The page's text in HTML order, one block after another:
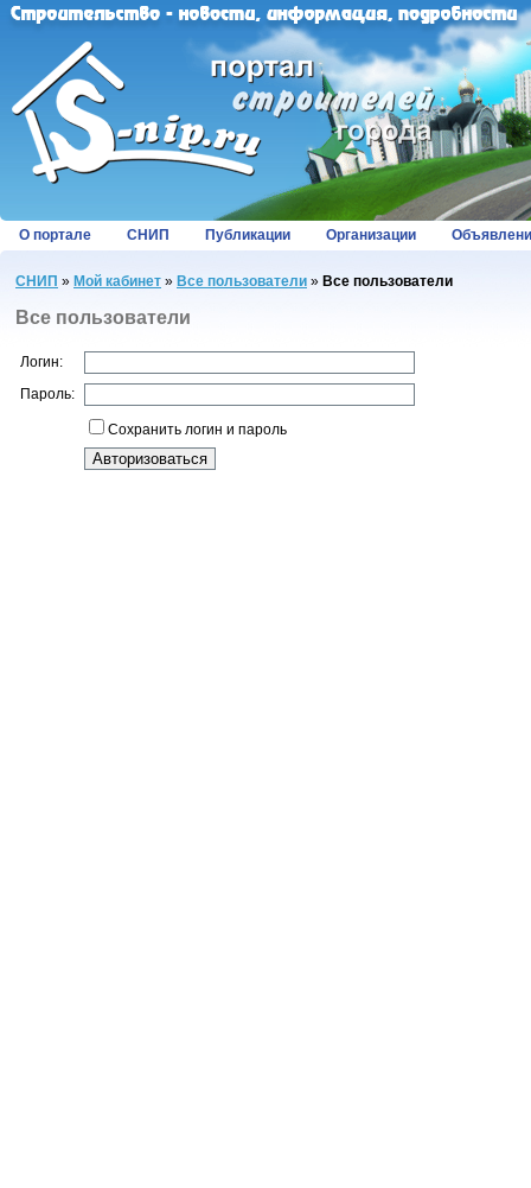
О портале СНИП Публикации Организации
СНИП » Мой кабинет » Все пользователи » Все пользователи
Все пользователи
Логин:
Пароль:
Сохранить логин и пароль